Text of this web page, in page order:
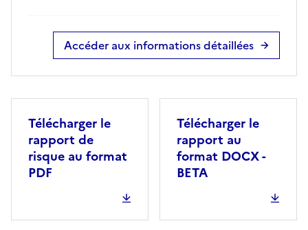
Accéder aux informations détaillées
Télécharger le
rapport de
risque au format
PDF
Télécharger le
rapport au
format DOCX -
BETA